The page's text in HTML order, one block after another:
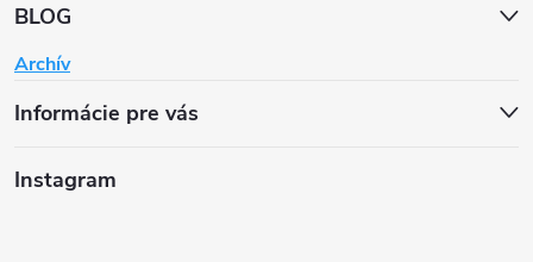
BLOG
Archív
Informácie pre vás
Instagram